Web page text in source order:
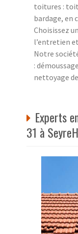
toitures :
bardage, en
Choisissez
l’entretien
Notre
:
nettoyage
Experts
31 à